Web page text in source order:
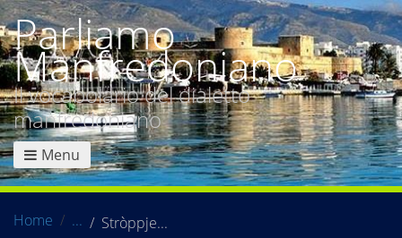
Parliamo
Manfredoniano
Il vocabolario del dialetto
manfredoniano
Menu
Home Stròppje